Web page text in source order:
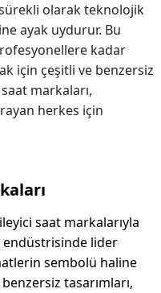
olarak teknolojik
ayak uydurur. Bu
kadar
için çeşitli ve benzersiz
markaları,
herkes için
saat markalarıyla
endüstrisinde lider
sembolü haline
tasarımları,